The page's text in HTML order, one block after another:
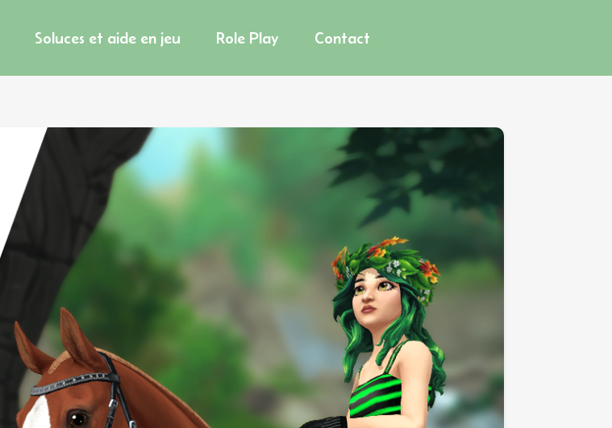
Soluces et aide en jeu Role Play Contact